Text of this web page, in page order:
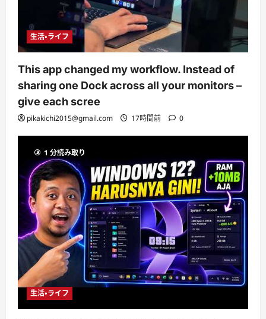
生活・ライフ
This app changed my workflow. Instead of
sharing one Dock across all your monitors –
give each scree
pikakichi2015@gmail.com 17時間前 0
1 分読み取り
生活・ライフ